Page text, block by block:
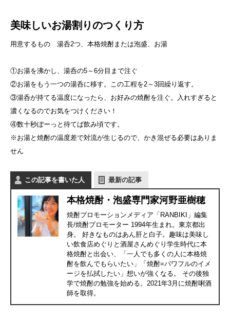
美味しいお湯割りのつくり方
用意するもの 湯呑2つ、本格焼酎または泡盛、お湯
①お湯を沸かし、湯呑の5～6分目まで注ぐ
②お湯をもう一つの湯呑に移す。この工程を2～3回繰り返す。
③湯呑が持てる温度になったら、お好みの焼酎を注ぐ。入れすぎると
濃くなるのでお気をつけください！
④数十秒ぼーっと待てば飲み頃です。
※お湯と焼酎の温度差で対流が生じるので、かき混ぜる必要はありま
せん
この記事を書いた人 最新の記事
本格焼酎・泡盛専門家河野亜樹穂
焼酎プロモーションメディア「RANBIKI」編集
長/焼酎プロモーター 1994年生まれ。東京都出
身。 好きなものはあん肝と白子。趣味は美味し
い飲食店めぐりと酒屋さんめぐり学生時代に本
格焼酎と出会い、「一人でも多くの人に本格焼
酎を飲んでもらいたい」「焼酎=パワフルのイメ
ージを払拭したい」想いが強くなる。 その後独
学で焼酎の勉強を始める。2021年3月に焼酎唎酒
師を取得。